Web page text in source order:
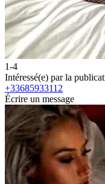
1-4
Intéressé(e) par la
+33685933112
Écrire un message